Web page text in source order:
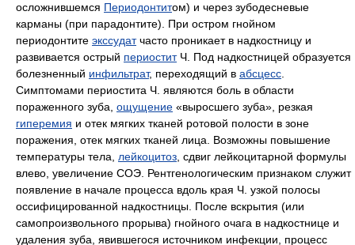
осложнившемся Периодонтитом) и через зубодесневые
карманы (при парадонтите). При остром гнойном
периодонтите экссудатчасто проникает в надкостницу и
развивается острый периоститЧ. Под надкостницей образуется
болезненный инфильтрат, переходящий в абсцесс.
Симптомами периостита Ч. являются боль в области
пораженного зуба, ощущение «выросшего зуба», резкая
гиперемия и отек мягких тканей ротовой полости в зоне
поражения, отек мягких тканей лица. Возможны повышение
температуры тела, лейкоцитоз, сдвиг лейкоцитарной формулы
влево, увеличение СОЭ. Рентгенологическим признаком служит
появление в начале процесса вдоль края Ч. узкой полосы
оссифицированной надкостницы. После вскрытия (или
самопроизвольного прорыва) гнойного очага в надкостнице и
удаления зуба, явившегося источником инфекции, процесс